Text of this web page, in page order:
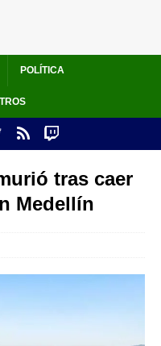
POLÍTICA
tras caer
Medellín